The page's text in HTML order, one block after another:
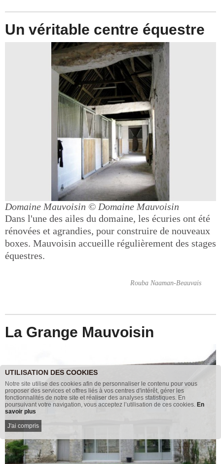
Un véritable centre équestre
Domaine Mauvoisin © Domaine Mauvoisin
Dans l'une des ailes du domaine, les écuries ont été
rénovées et agrandies, pour construire de nouveaux
boxes. Mauvoisin accueille régulièrement des stages
équestres.
Rouba Naaman-Beauvais
La Grange Mauvoisin
UTILISATION DES COOKIES
Notre site utilise des cookies afin de personnaliser le contenu pour vous
proposer des services et offres liés à vos centres d'intérêt, gérer les
fonctionnalités de notre site et réaliser des analyses statistiques. En
poursuivant votre navigation, vous acceptez l’utilisation de ces cookies. En
savoir plus
J'ai compris